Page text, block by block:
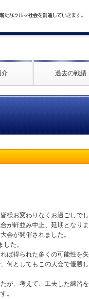
介 過去の戦績
様お変わりなくお過ごしで
が軒並み中止、延期となり
会が開催されました。
た。
ば得られた多くの可能性を失
何としてもこの大会で優勝
が、考えて、工夫した練習
。